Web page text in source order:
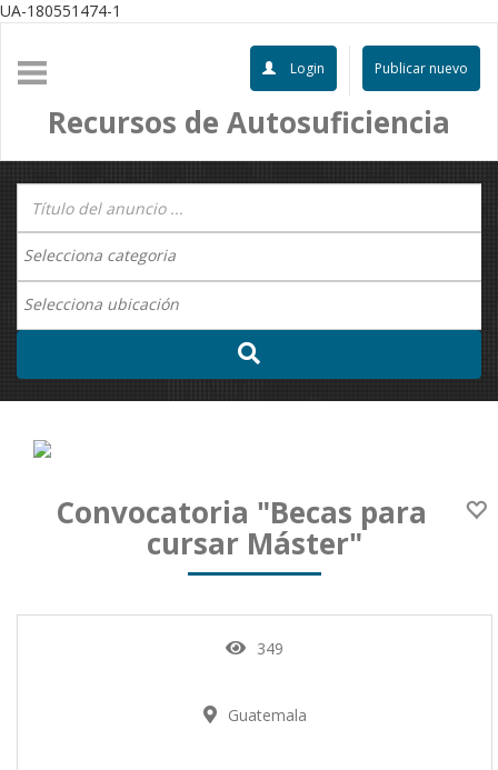
UA-180551474-1
Publicar nuevo
Login
Recursos de Autosuficiencia
Convocatoria "Becas para
cursar Máster"
349
Guatemala